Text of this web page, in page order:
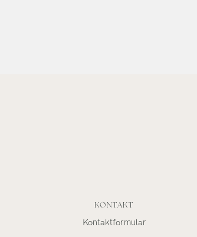
KONTAKT
Kontaktformular